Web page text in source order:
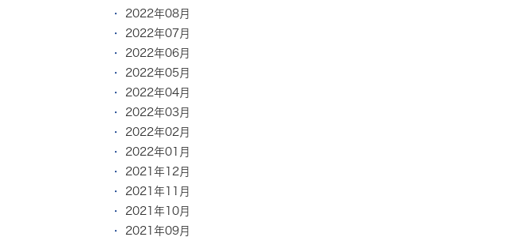
2022年08月
2022年07月
2022年06月
2022年05月
2022年04月
2022年03月
2022年02月
2022年01月
2021年12月
2021年11月
2021年10月
2021年09月